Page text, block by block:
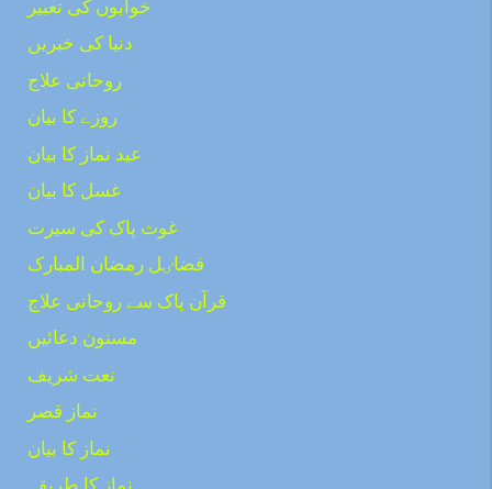
خوابوں کی تعبیر
دنیا کی خبریں
روحانی علاج
روزے کا بیان
عید نماز کا بیان
غسل کا بیان
غوث پاک کی سیرت
فضاٸل رمضان المبارک
قرآن پاک سے روحانی علاج
مسنون دعائیں
نعت شریف
نماز قصر
نماز کا بیان